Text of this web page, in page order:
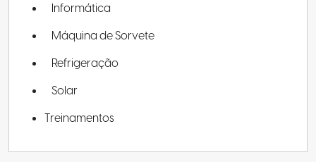
Informática
Máquina de Sorvete
Refrigeração
Solar
Treinamentos